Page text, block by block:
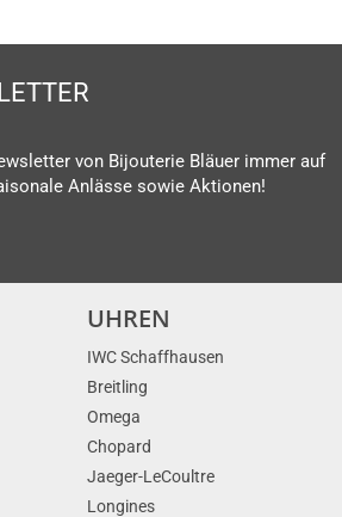
von Bijouterie Bläuer immer auf
Anlässe sowie Aktionen!
UHREN
IWC Schaffhausen
Breitling
Omega
Chopard
Jaeger-LeCoultre
Longines